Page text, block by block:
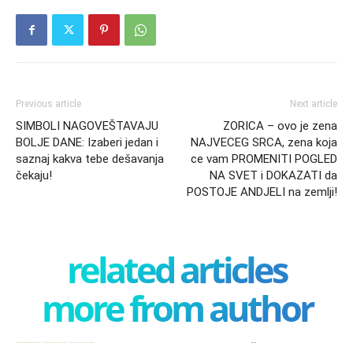
Previous article
SIMBOLI NAGOVEŠTAVAJU
BOLJE DANE: Izaberi jedan i
saznaj kakva tebe dešavanja
čekaju!
Next article
ZORICA – ovo je zena
NAJVECEG SRCA, zena koja
ce vam PROMENITI POGLED
NA SVET i DOKAZATI da
POSTOJE ANDJELI na zemlji!
related articles
more from author